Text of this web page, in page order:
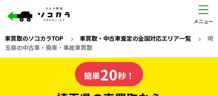
車買取のソコカラTOP > 車買取・中古車査定の全国対応エリア一覧> 埼
玉県の中古車・廃車・事故車買取
の車買取なら
ソコカラの
簡単20秒！